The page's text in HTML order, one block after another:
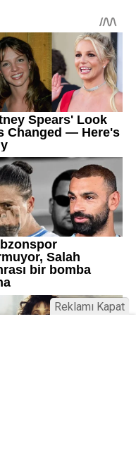
Reklamı Kapat